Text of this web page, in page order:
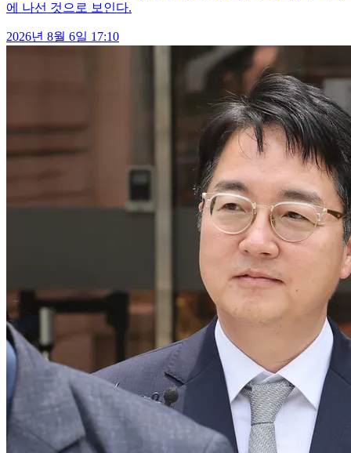
에 나선 것으로 보인다.
2026년 8월 6일 17:10